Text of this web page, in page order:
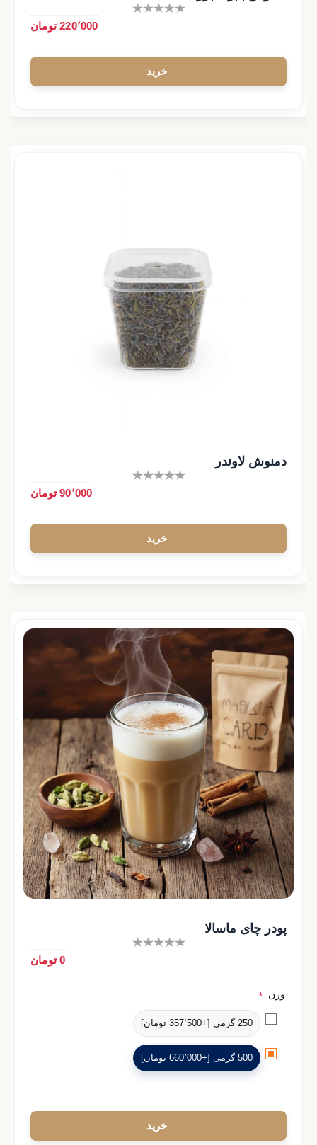
220٬000 تومان
دمنوش لاوندر
90٬000 تومان
پودر چای ماسالا
0 تومان
وزن *
250 گرمی [+357٬500 تومان]
500 گرمی [+660٬000 تومان]